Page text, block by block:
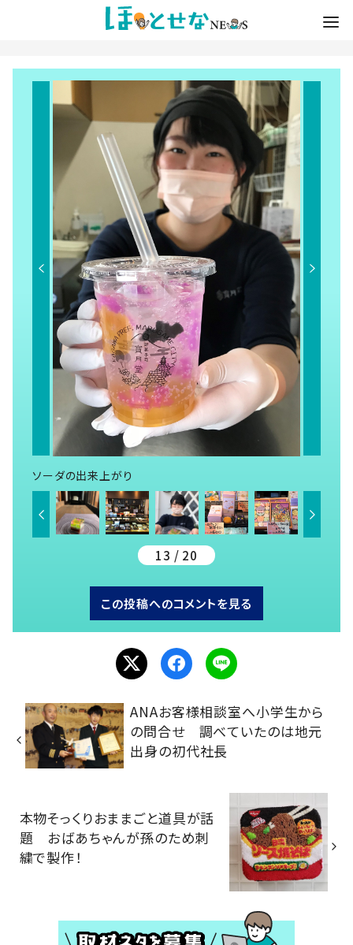
ソーダの出来上がり
13 / 20
この投稿へのコメントを見る
ANAお客様相談室へ小学生から
の問合せ 調べていたのは地元
出身の初代社長
本物そっくりおままごと道具が話
題 おばあちゃんが孫のため刺
繍で製作！